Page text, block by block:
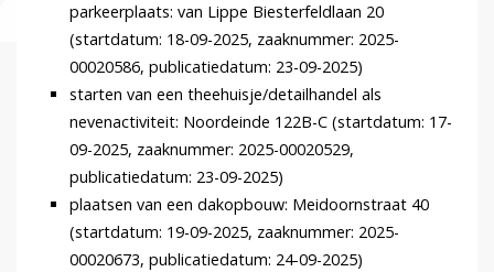
parkeerplaats: van Lippe Biesterfeldlaan 20
(startdatum: 18-09-2025, zaaknummer: 2025-
00020586, publicatiedatum: 23-09-2025)
starten van een theehuisje/detailhandel als
nevenactiviteit: Noordeinde 122B-C (startdatum: 17-
09-2025, zaaknummer: 2025-00020529,
publicatiedatum: 23-09-2025)
plaatsen van een dakopbouw: Meidoornstraat 40
(startdatum: 19-09-2025, zaaknummer: 2025-
00020673, publicatiedatum: 24-09-2025)